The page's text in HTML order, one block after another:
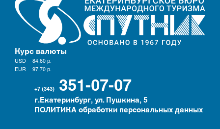
Курс валюты
USD 84.60 р.
EUR
97.70 р.
+7 (343) 351-07-07
г.Екатеринбург, ул. Пушкина, 5
ПОЛИТИКА обработки персональных данных